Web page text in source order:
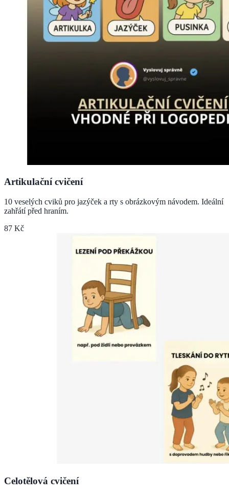
Artikulační cvičení
10 veselých cviků pro jazýček a rty s obrázkovým návodem. Ideální
zahřátí před hraním.
87 Kč
Celotělová cvičení